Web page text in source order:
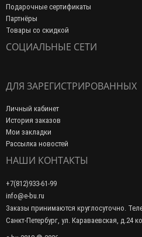
Подарочные сертификаты
Партнёры
Товары со скидкой
СОЦИАЛЬНЫЕ СЕТИ
ДЛЯ ЗАРЕГИСТРИРОВАННЫХ
Личный кабинет
История заказов
Мои закладки
Рассылка новостей
НАШИ КОНТАКТЫ
+7(812)933-61-99
info@e-bu.ru
Заказы принимаются круглосуточно.
Санкт-Петербург, ул. Караваевская, д.24